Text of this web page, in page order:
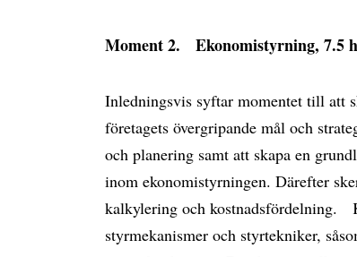
Moment 2. Ekonomistyrning, 7.5
Inledningsvis syftar momentet till att
företagets övergripande mål och
och planering samt att skapa en
inom ekonomistyrningen. Därefter
kalkylering och kostnadsfördelning.
styrmekanismer och styrtekniker,